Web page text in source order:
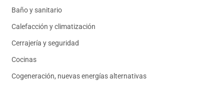
Baño y sanitario
Calefacción y climatización
Cerrajería y seguridad
Cocinas
Cogeneración, nuevas energías alternativas